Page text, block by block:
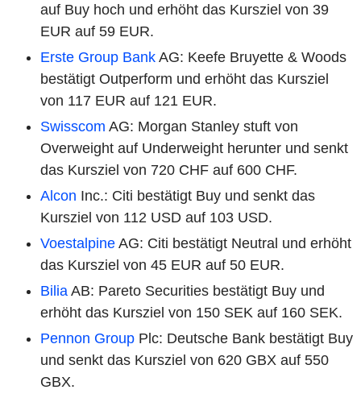
auf Buy hoch und erhöht das Kursziel von 39
EUR auf 59 EUR.
Erste Group Bank AG: Keefe Bruyette & Woods
bestätigt Outperform und erhöht das Kursziel
von 117 EUR auf 121 EUR.
Swisscom AG: Morgan Stanley stuft von
Overweight auf Underweight herunter und senkt
das Kursziel von 720 CHF auf 600 CHF.
Alcon Inc.: Citi bestätigt Buy und senkt das
Kursziel von 112 USD auf 103 USD.
Voestalpine AG: Citi bestätigt Neutral und erhöht
das Kursziel von 45 EUR auf 50 EUR.
Bilia AB: Pareto Securities bestätigt Buy und
erhöht das Kursziel von 150 SEK auf 160 SEK.
Pennon Group Plc: Deutsche Bank bestätigt Buy
und senkt das Kursziel von 620 GBX auf 550
GBX.